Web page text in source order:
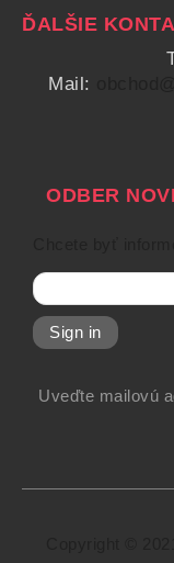
ĎALŠIE
Mail:
ODBER
Sign in
Uveďte mailovú